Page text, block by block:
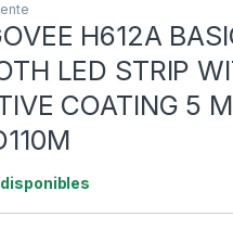
H612A
LED STRIP
COATING 5